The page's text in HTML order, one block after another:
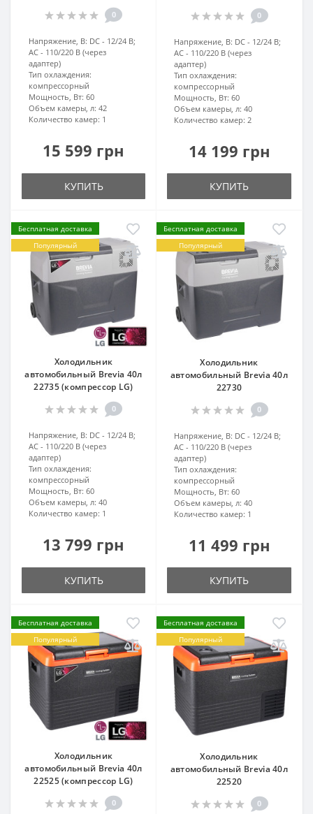
0
Напряжение, В: DC - 12/24 В;
AC - 110/220 В (через
адаптер)
Тип охлаждения:
компрессорный
Мощность, Вт: 60
Объем камеры, л: 42
Количество камер: 1
15 599 грн
КУПИТЬ
0
Напряжение, В: DC - 12/24 В;
AC - 110/220 В (через
адаптер)
Тип охлаждения:
компрессорный
Мощность, Вт: 60
Объем камеры, л: 40
Количество камер: 2
14 199 грн
КУПИТЬ
Бесплатная доставка
Популярный
Холодильник
автомобильный Brevia 40л
22735 (компрессор LG)
0
Напряжение, В: DC - 12/24 В;
AC - 110/220 В (через
адаптер)
Тип охлаждения:
компрессорный
Мощность, Вт: 60
Объем камеры, л: 40
Количество камер: 1
13 799 грн
КУПИТЬ
Бесплатная доставка
Популярный
Холодильник
автомобильный Brevia 40л
22730
0
Напряжение, В: DC - 12/24 В;
AC - 110/220 В (через
адаптер)
Тип охлаждения:
компрессорный
Мощность, Вт: 60
Объем камеры, л: 40
Количество камер: 1
11 499 грн
КУПИТЬ
Бесплатная доставка
Популярный
Холодильник
автомобильный Brevia 40л
22525 (компрессор LG)
0
Бесплатная доставка
Популярный
Холодильник
автомобильный Brevia 40л
22520
0